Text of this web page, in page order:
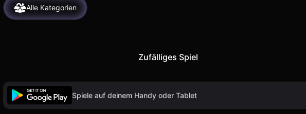
Alle Kategorien
Zufälliges Spiel
Spiele auf deinem Handy oder Tablet